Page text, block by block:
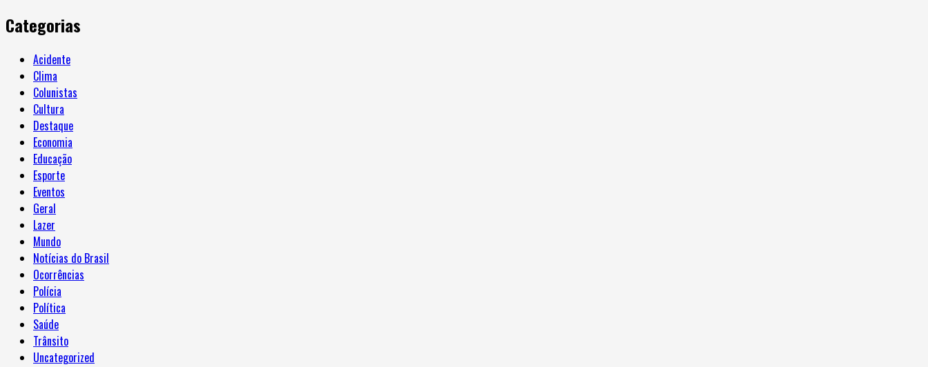
Categorias
Acidente
Clima
Colunistas
Cultura
Destaque
Economia
Educação
Esporte
Eventos
Geral
Lazer
Mundo
Notícias do Brasil
Ocorrências
Polícia
Política
Saúde
Trânsito
Uncategorized